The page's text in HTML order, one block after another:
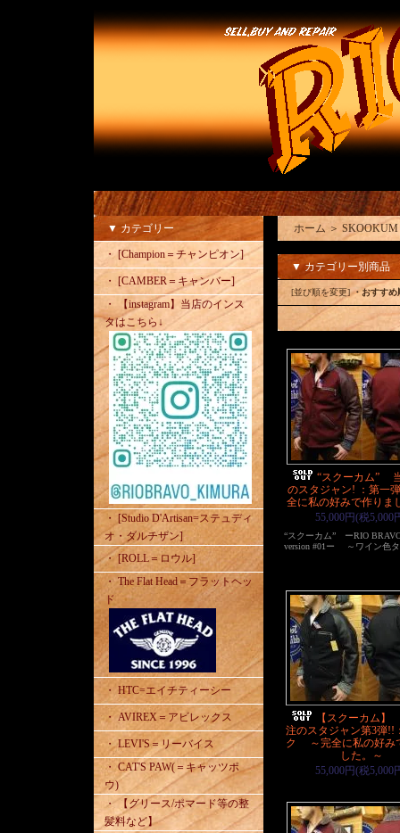
▼ カテゴリー
・ [Champion＝チャンピオン]
・ [CAMBER＝キャンバー]
・ 【instagram】当店のインス
タはこちら↓
・ [Studio D'Artisan=ステュディ
オ・ダルチザン]
・ [ROLL＝ロウル]
・ The Flat Head＝フラットヘッ
ド
・ HTC=エイチティーシー
・ AVIREX＝アビレックス
・ LEVI'S＝リーバイス
・ CAT'S PAW(＝キャッツポ
ウ)
・ 【グリース/ポマード等の整
髪料など】
ホーム ＞
▼ カテゴリー別商品
[並び順を変更]・おすすめ
“スクーカム”
のスタジャン! ：第
全に私の好みで作りま
55,000円(税5,000
“スクーカム” ーRIO
version #01ー ～ワイン色
【スクーカム
注のスタジャン第3弾!!
ク ～完全に私の好み
した。～
55,000円(税5,000